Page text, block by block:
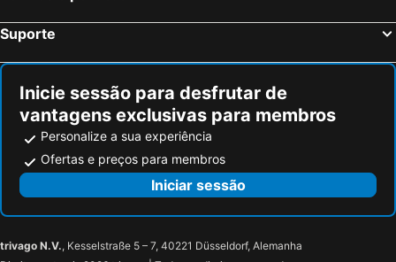
Suporte
Inicie sessão para desfrutar de
vantagens exclusivas para membros
Personalize a sua experiência
Ofertas e preços para membros
Iniciar sessão
trivago N.V., Kesselstraße 5 – 7, 40221 Düsseldorf, Alemanha